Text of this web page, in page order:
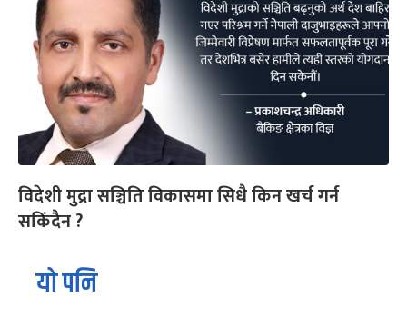
विदेशी मुद्रा सञ्चिति विकासमा सिधै किन खर्च गर्न
सकिंदैन ?
यो पनि